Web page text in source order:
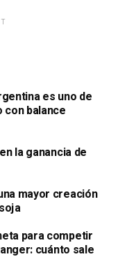
es uno de
con balance
la ganancia de
mayor creación
para competir
cuánto sale